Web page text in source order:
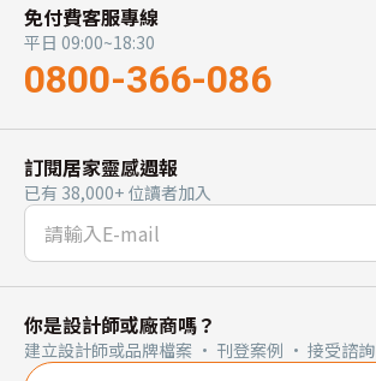
免付費客服專線
平日 09:00~18:30
0800-366-086
訂閱居家靈感週報
已有 38,000+ 位讀者加入
你是設計師或廠商嗎？
建立設計師或品牌檔案 · 刊登案例 · 接受諮詢